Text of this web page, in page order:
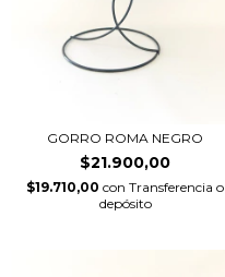
GORRO ROMA NEGRO
$21.900,00
$19.710,00 con Transferencia o
depósito